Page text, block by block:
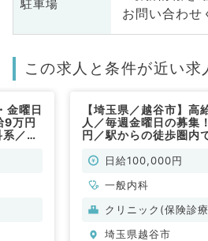
駐車場
お問い合わせ
この求人と条件が近い求
金曜日
9万円
／非
【埼玉県／越谷市】高
人／毎週金曜日の募集
円／駅からの徒歩圏内
日給100,000円
一般内科
クリニック(保険診
埼玉県越谷市